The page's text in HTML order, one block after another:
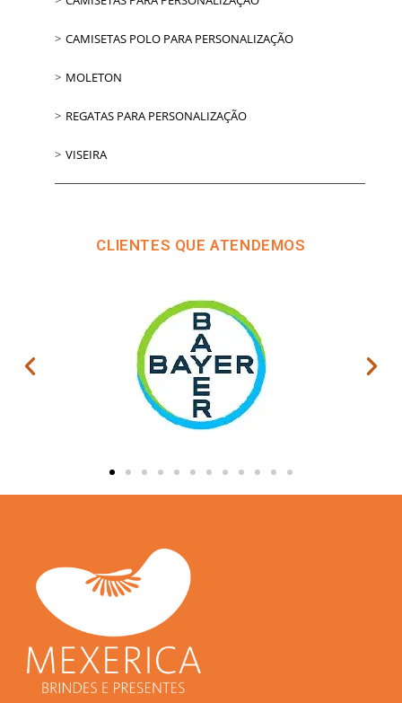
CAMISETAS POLO PARA PERSONALIZAÇÃO
MOLETON
REGATAS PARA PERSONALIZAÇÃO
VISEIRA
CLIENTES QUE ATENDEMOS